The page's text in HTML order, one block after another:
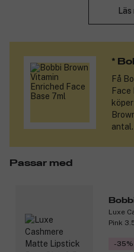
bekämpa synliga tecken på
Färgen 10 Espresso är en fyllig
Läs
*
Få
Face
antal.
Passar med
Luxe
Pink
-35%